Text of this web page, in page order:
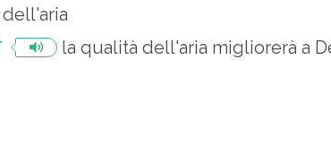
la qualità dell'aria migliorerà a